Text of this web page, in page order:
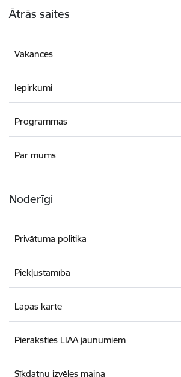
Ātrās saites
Vakances
Iepirkumi
Programmas
Par mums
Noderīgi
Privātuma politika
Piekļūstamība
Lapas karte
Pieraksties LIAA jaunumiem
Sīkdatņu izvēles maiņa